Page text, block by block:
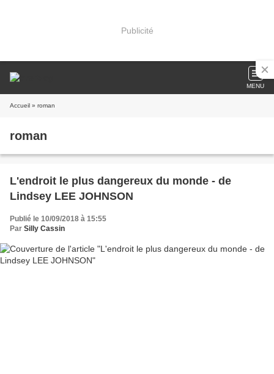
Publicité
MENU
Accueil » roman
roman
L'endroit le plus dangereux du monde - de
Lindsey LEE JOHNSON
Publié le 10/09/2018 à 15:55
Par Silly Cassin